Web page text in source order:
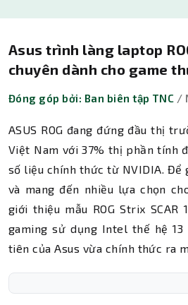
Asus trình làng laptop
chuyên dành cho game
Đóng góp bởi: Ban biên tập TNC /
ASUS ROG đang đứng đầu thị
Việt Nam với 37% thị phần tính
số liệu chính thức từ NVIDIA. Để
và mang đến nhiều lựa chọn
giới thiệu mẫu ROG Strix
gaming sử dụng Intel thế hệ 13
tiên của Asus vừa chính thức ra